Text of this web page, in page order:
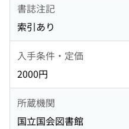
書誌注記
索引あり
入手条件・定価
2000円
所蔵機関
国立国会図書館